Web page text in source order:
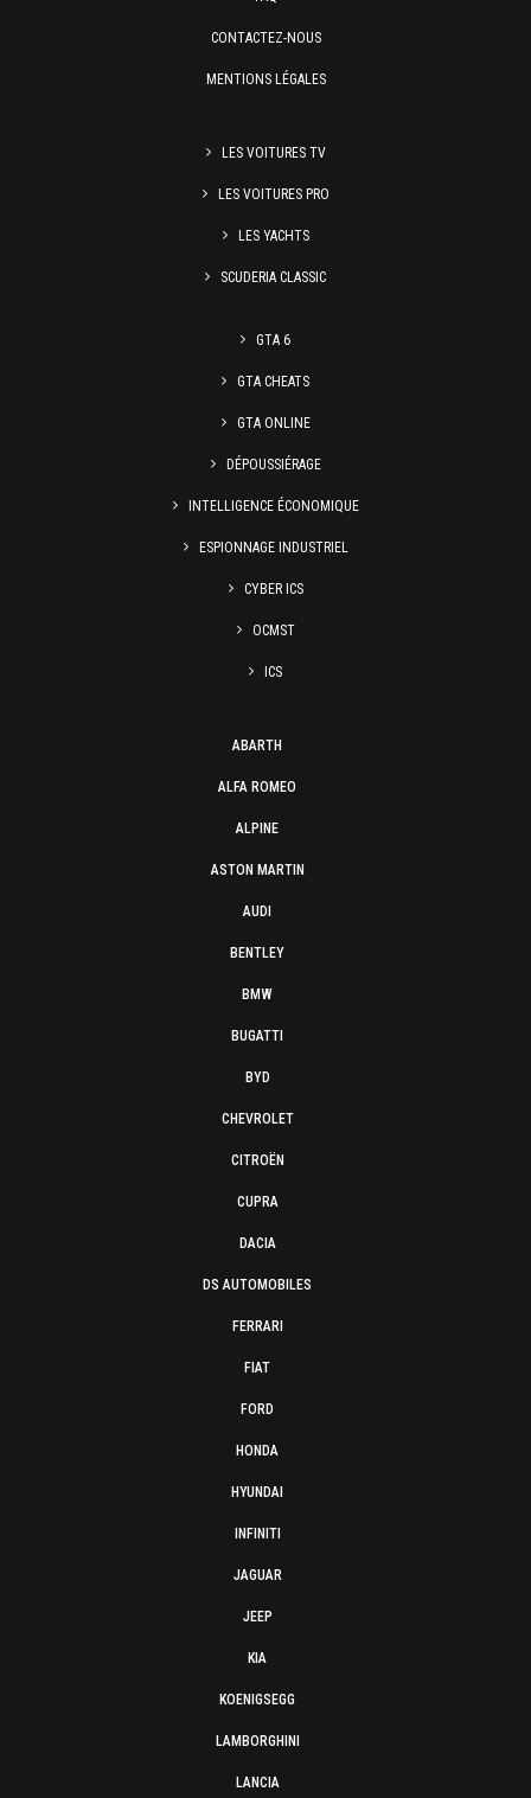
CONTACTEZ-NOUS
MENTIONS LÉGALES
LES VOITURES TV
LES VOITURES PRO
LES YACHTS
SCUDERIA CLASSIC
GTA 6
GTA CHEATS
GTA ONLINE
DÉPOUSSIÉRAGE
INTELLIGENCE ÉCONOMIQUE
ESPIONNAGE INDUSTRIEL
CYBER ICS
OCMST
ICS
ABARTH
ALFA ROMEO
ALPINE
ASTON MARTIN
AUDI
BENTLEY
BMW
BUGATTI
BYD
CHEVROLET
CITROËN
CUPRA
DACIA
DS AUTOMOBILES
FERRARI
FIAT
FORD
HONDA
HYUNDAI
INFINITI
JAGUAR
JEEP
KIA
KOENIGSEGG
LAMBORGHINI
LANCIA